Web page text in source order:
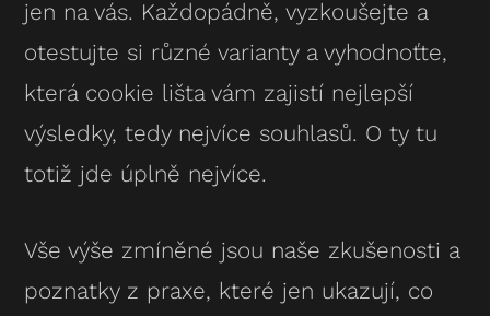
jen na vás. Každopádně, vyzkoušejte a
otestujte si různé varianty a vyhodnoťte,
která cookie lišta vám zajistí nejlepší
výsledky, tedy nejvíce souhlasů. O ty tu
totiž jde úplně nejvíce.
Vše výše zmíněné jsou naše zkušenosti a
poznatky z praxe, které jen ukazují, co